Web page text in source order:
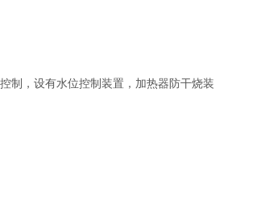
制，设有水位控制装置，加热器防干烧装